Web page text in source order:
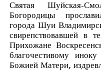
Святая Шуйская-
Богородицы
города Шуи
свирепствовавшей в
Прихожане
благочестивому
Божией Матери,